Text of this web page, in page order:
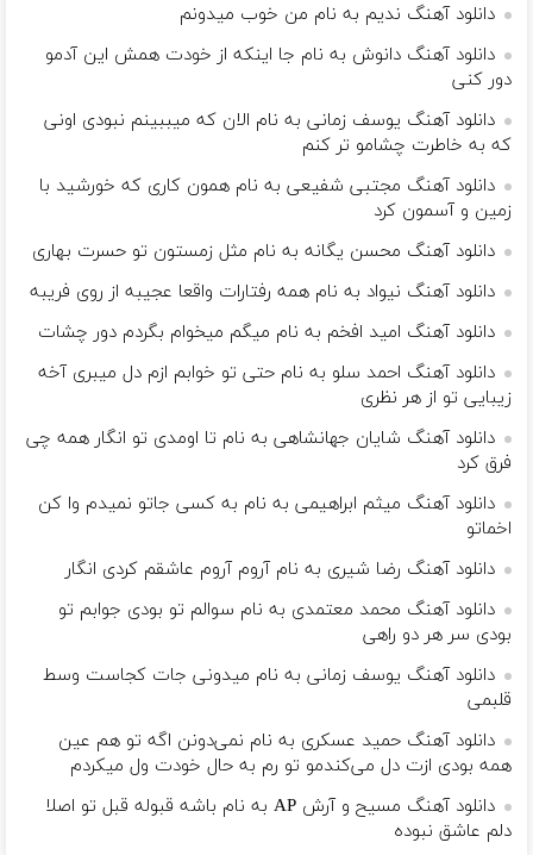
دانلود آهنگ ندیم به نام من خوب میدونم
دانلود آهنگ دانوش به نام جا اینکه از خودت همش این آدمو
دور کنی
دانلود آهنگ یوسف زمانی به نام الان که میببینم نبودی اونی
که به خاطرت چشامو تر کنم
دانلود آهنگ مجتبی شفیعی به نام همون کاری که خورشید با
زمین و آسمون کرد
دانلود آهنگ محسن یگانه به نام مثل زمستون تو حسرت بهاری
دانلود آهنگ نیواد به نام ﻫﻤﻪ رﻓﺘﺎرات واﻗﻌﺎ ﻋﺠﻴﺒﻪ از روی ﻓﺮﻳﺒﻪ
دانلود آهنگ امید افخم به نام میگم میخوام بگردم دور چشات
دانلود آهنگ احمد سلو به نام حتی تو خوابم ازم دل میبری آخه
زیبایی تو از هر نظری
دانلود آهنگ شایان جهانشاهی به نام تا اومدی تو انگار همه چی
فرق کرد
دانلود آهنگ میثم ابراهیمی به نام به کسی جاتو نمیدم وا کن
اخماتو
دانلود آهنگ رضا شیری به نام آروم آروم عاشقم کردی انگار
دانلود آهنگ محمد معتمدی به نام سوالم تو بودی جوابم تو
بودی سر هر دو راهی
دانلود آهنگ یوسف زمانی به نام میدونی جات کجاست وسط
قلبمی
دانلود آهنگ حمید عسکری به نام نمی‌دونن اگه تو هم عین
همه بودی ازت دل می‌کندمو تو رم به حال خودت ول میکردم
دانلود آهنگ مسیح و آرش AP به نام باشه قبوله قبل تو اصلا
دلم عاشق نبوده